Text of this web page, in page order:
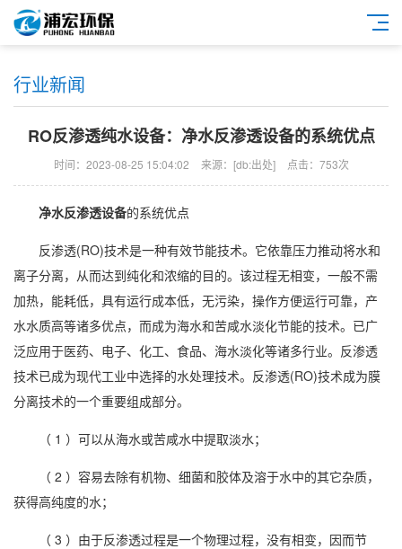
行业新闻
RO反渗透纯水设备：净水反渗透设备的系统优点
时间：2023-08-25 15:04:02 来源：[db:出处] 点击：753次
净水反渗透设备的系统优点
反渗透(RO)技术是一种有效节能技术。它依靠压力推动将水和
离子分离，从而达到纯化和浓缩的目的。该过程无相变，一般不需
加热，能耗低，具有运行成本低，无污染，操作方便运行可靠，产
水水质高等诸多优点，而成为海水和苦咸水淡化节能的技术。已广
泛应用于医药、电子、化工、食品、海水淡化等诸多行业。反渗透
技术已成为现代工业中选择的水处理技术。反渗透(RO)技术成为膜
分离技术的一个重要组成部分。
（ 1 ）可以从海水或苦咸水中提取淡水；
（ 2 ）容易去除有机物、细菌和胶体及溶于水中的其它杂质，
获得高纯度的水；
（ 3 ）由于反渗透过程是一个物理过程，没有相变，因而节